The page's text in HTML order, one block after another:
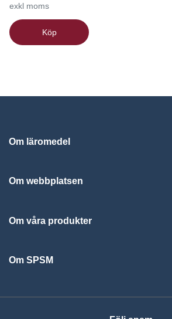
exkl moms
Köp
Om läromedel
Om webbplatsen
Om våra produkter
Om SPSM